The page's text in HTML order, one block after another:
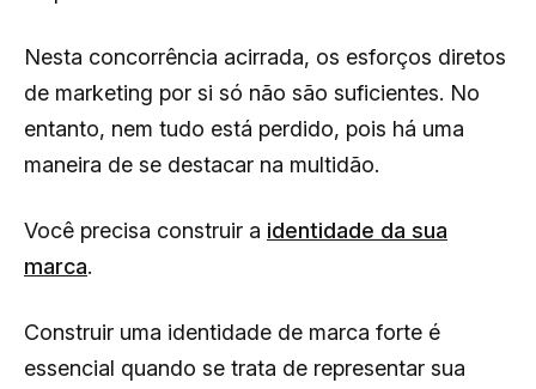
Nesta concorrência acirrada, os esforços diretos
de marketing por si só não são suficientes. No
entanto, nem tudo está perdido, pois há uma
maneira de se destacar na multidão.
Você precisa construir a identidade da sua
marca.
Construir uma identidade de marca forte é
essencial quando se trata de representar sua